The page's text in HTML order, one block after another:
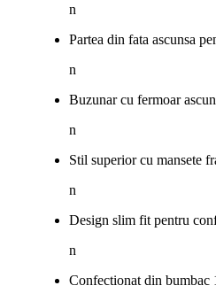
n
Partea din fata ascunsa
n
Buzunar cu fermoar
n
Stil superior cu mansete
n
Design slim fit pentru
n
Confectionat din bumbac